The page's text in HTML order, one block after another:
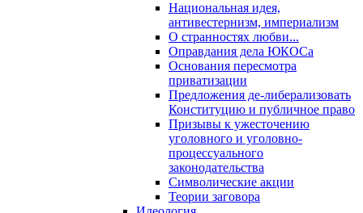
Национальная идея,
антивестернизм, империализм
О странностях любви...
Оправдания дела ЮКОСа
Основания пересмотра
приватизации
Предложения де-либерализовать
Конституцию и публичное право
Призывы к ужесточению
уголовного и уголовно-
процессуального
законодательства
Символические акции
Теории заговора